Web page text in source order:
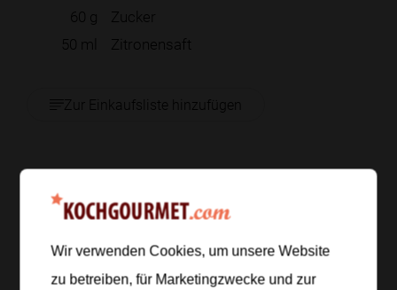
60 g
Zucker
50 ml Zitronensaft
Zur Einkaufsliste hinzufügen
Zubereitung
Schritt 1
Buttermilch, Zucker und Zitronensaft gründlich glatt
Wir verwenden Cookies, um unsere Website
zu betreiben, für Marketingzwecke und zur